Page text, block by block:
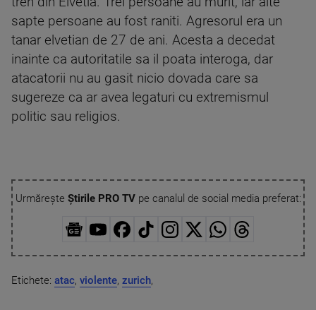
sapte persoane au fost raniti. Agresorul era un
tanar elvetian de 27 de ani. Acesta a decedat
inainte ca autoritatile sa il poata interoga, dar
atacatorii nu au gasit nicio dovada care sa
sugereze ca ar avea legaturi cu extremismul
politic sau religios.
Urmărește Știrile PRO TVpe canalul de social media preferat:
Etichete: atac, violente, zurich,